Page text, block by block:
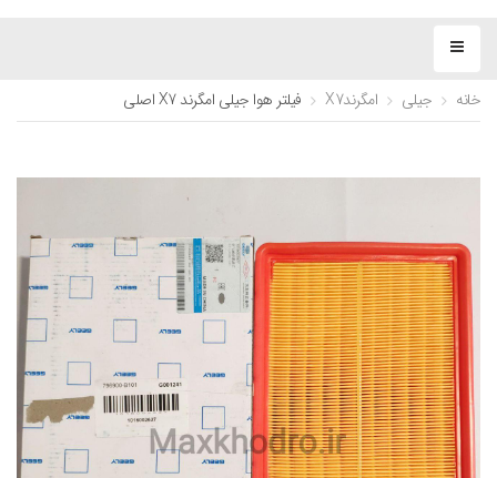
خانه جیلی امگرندX7 فیلتر هوا جیلی امگرند X7 اصلی